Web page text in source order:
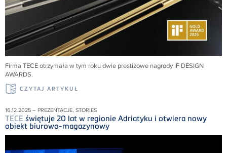
Firma TECEotrzymała w tym roku dwie prestiżowe nagrody iF DESIGN
AWARDS.
CZYTAJ ARTYKUŁ
16.12.2025 – PREZENTACJE, STORIES
TECE świętuje 20 lat w regionie Adriatyku i otwiera nowy
obiekt biurowo-magazynowy